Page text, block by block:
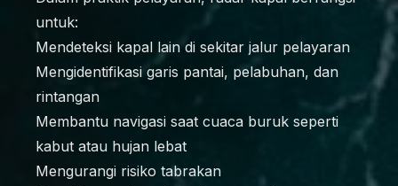
untuk:
Mendeteksi kapal lain di sekitar jalur pelayaran
Mengidentifikasi garis pantai, pelabuhan, dan
rintangan
Membantu navigasi saat cuaca buruk seperti
kabut atau hujan lebat
Mengurangi risiko tabrakan